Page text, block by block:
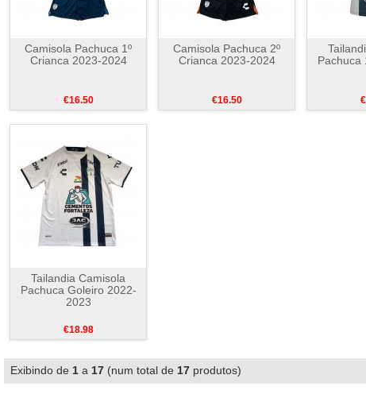
Camisola Pachuca 1º
Crianca 2023-2024
€16.50
Camisola Pachuca 2º
Crianca 2023-2024
€16.50
Pachuca
Tailandia Camisola
Pachuca Goleiro 2022-
2023
€18.98
Exibindo de 1 a 17 (num total de 17 produtos)